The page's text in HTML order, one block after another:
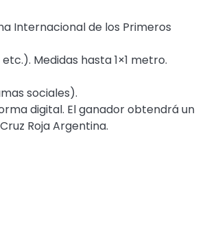
Internacional de los Primeros
Medidas hasta 1×1 metro.
sociales).
digital. El ganador obtendrá un
Roja Argentina.